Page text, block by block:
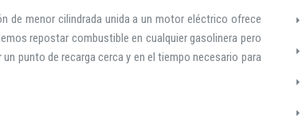
de menor cilindrada unida a un motor eléctrico ofrece
repostar combustible en cualquier gasolinera pero
punto de recarga cerca y en el tiempo necesario para